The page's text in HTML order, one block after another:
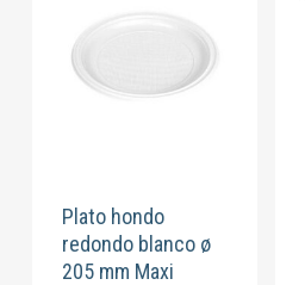
Plato hondo
redondo blanco ø
205 mm Maxi